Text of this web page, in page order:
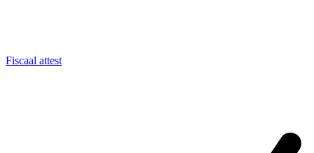
Fiscaal attest